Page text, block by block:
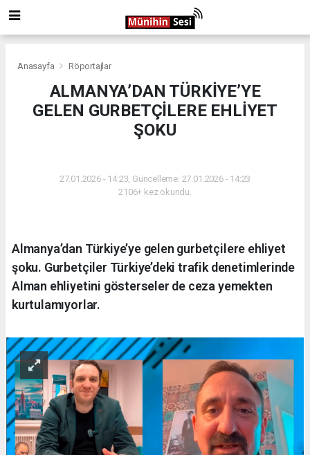
Anasayfa Röportajlar
ALMANYA’DAN TÜRKİYE’YE
GELEN GURBETÇİLERE EHLİYET
ŞOKU
27.01.2026 - 14:23, Güncelleme: 27.01.2026 - 14:23
2106+ kez okundu.
Almanya’dan Türkiye’ye gelen gurbetçilere ehliyet
şoku. Gurbetçiler Türkiye’deki trafik denetimlerinde
Alman ehliyetini gösterseler de ceza yemekten
kurtulamıyorlar.